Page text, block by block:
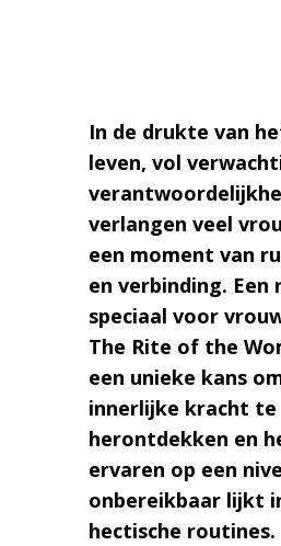
In de drukte van
leven, vol
verlangen veel
een moment van
en verbinding.
speciaal voor
The Rite of the
een unieke kans
innerlijke kracht te
herontdekken en
ervaren op een
onbereikbaar lijkt
hectische routines.